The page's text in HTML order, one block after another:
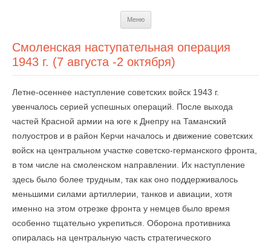
Меню
Смоленская наступательная операция
1943 г. (7 августа -2 октября)
Летне-осеннее наступление советских войск 1943 г.
увенчалось серией успешных операций. После выхода
частей Красной армии на юге к Днепру на Таманский
полуостров и в район Керчи началось и движение советских
войск на центральном участке советско-германского фронта,
в том числе на смоленском направлении. Их наступление
здесь было более трудным, так как оно поддерживалось
меньшими силами артиллерии, танков и авиации, хотя
именно на этом отрезке фронта у немцев было время
особенно тщательно укрепиться. Оборона против­ника
опиралась на центральную часть стратегического